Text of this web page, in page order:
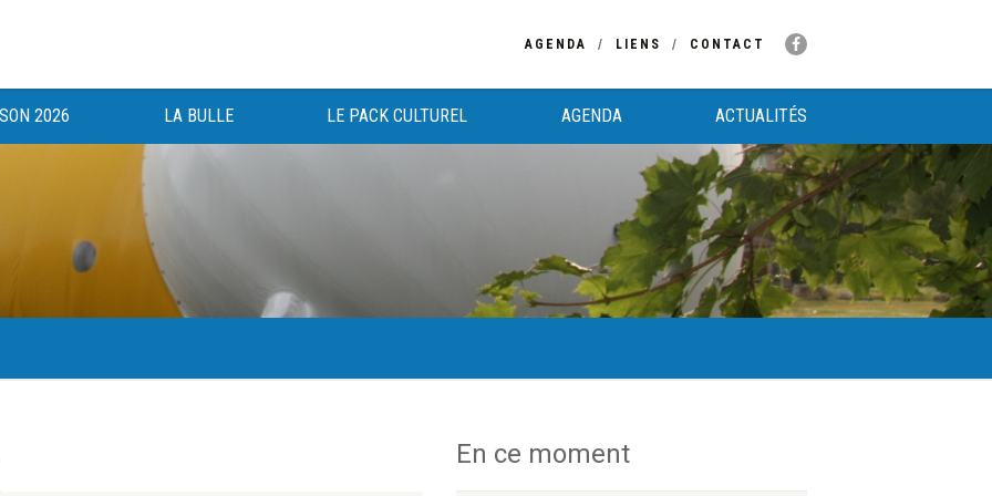
AGENDA LIENS CONTACT
2026 LA BULLE LE PACK CULTUREL AGENDA ACTUALITÉS
au bénéfice des haut-saônois depuis 1983. En ce moment